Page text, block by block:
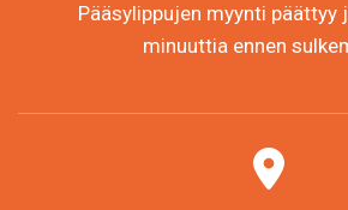
Pääsylippujen myynti päättyy
minuuttia ennen